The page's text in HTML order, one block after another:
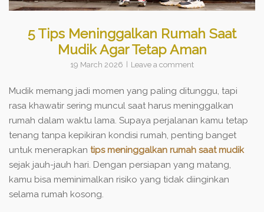
5 Tips Meninggalkan Rumah Saat
Mudik Agar Tetap Aman
19 March 2026 Leave a comment
Mudik memang jadi momen yang paling ditunggu, tapi
rasa khawatir sering muncul saat harus meninggalkan
rumah dalam waktu lama. Supaya perjalanan kamu tetap
tenang tanpa kepikiran kondisi rumah, penting banget
untuk menerapkan tips meninggalkan rumah saat mudik
sejak jauh-jauh hari. Dengan persiapan yang matang,
kamu bisa meminimalkan risiko yang tidak diinginkan
selama rumah kosong.